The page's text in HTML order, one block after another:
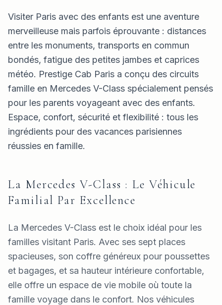
Visiter Paris avec des enfants est une aventure
merveilleuse mais parfois éprouvante : distances
entre les monuments, transports en commun
bondés, fatigue des petites jambes et caprices
météo. Prestige Cab Paris a conçu des circuits
famille en Mercedes V-Class spécialement pensés
pour les parents voyageant avec des enfants.
Espace, confort, sécurité et flexibilité : tous les
ingrédients pour des vacances parisiennes
réussies en famille.
La Mercedes V-Class : Le Véhicule
Familial Par Excellence
La Mercedes V-Class est le choix idéal pour les
familles visitant Paris. Avec ses sept places
spacieuses, son coffre généreux pour poussettes
et bagages, et sa hauteur intérieure confortable,
elle offre un espace de vie mobile où toute la
famille voyage dans le confort. Nos véhicules